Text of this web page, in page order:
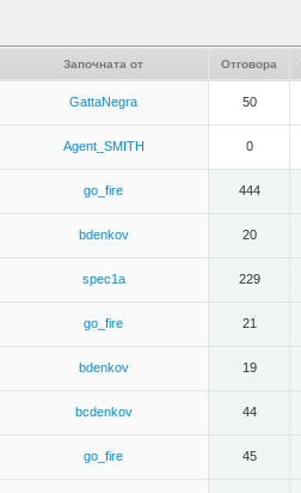
Започната от Отговора
GattaNegra 50
Agent_SMITH 0
go_fire 444
bdenkov 20
spec1a 229
go_fire 21
bdenkov 19
bcdenkov 44
go_fire 45